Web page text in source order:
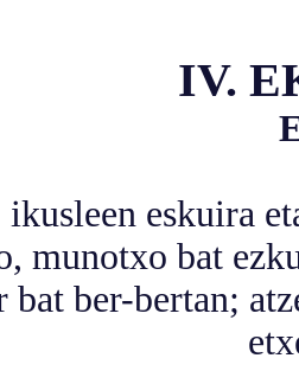
IV.
eskuira
munotxo bat
bat ber-bertan;